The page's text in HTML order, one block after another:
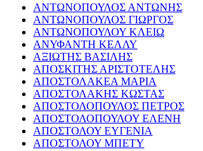
ΑΝΤΩΝΟΠΟΥΛΟΣ ΑΝΤΩΝΗΣ
ΑΝΤΩΝΟΠΟΥΛΟΣ ΓΙΩΡΓΟΣ
ΑΝΤΩΝΟΠΟΥΛΟΥ ΚΛΕΙΩ
ΑΝΥΦΑΝΤΗ ΚΕΛΛΥ
ΑΞΙΩΤΗΣ ΒΑΣΙΛΗΣ
ΑΠΟΣΚΙΤΗΣ ΑΡΙΣΤΟΤΕΛΗΣ
ΑΠΟΣΤΟΛΑΚΕΑ ΜΑΡΙΑ
ΑΠΟΣΤΟΛΑΚΗΣ ΚΩΣΤΑΣ
ΑΠΟΣΤΟΛΟΠΟΥΛΟΣ ΠΕΤΡΟΣ
ΑΠΟΣΤΟΛΟΠΟΥΛΟΥ ΕΛΕΝΗ
ΑΠΟΣΤΟΛΟΥ ΕΥΓΕΝΙΑ
ΑΠΟΣΤΟΛΟΥ ΜΠΕΤΥ